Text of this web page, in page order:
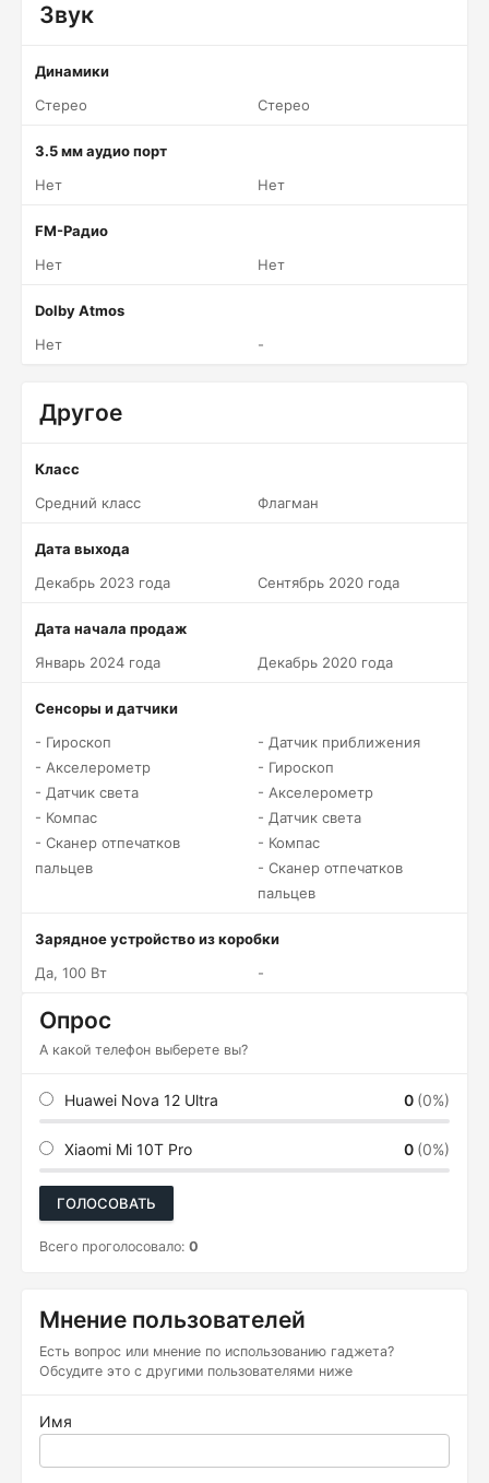
Звук
Динамики
Стерео
Стерео
3.5 мм аудио порт
Нет
Нет
FM-Радио
Нет
Нет
Dolby Atmos
Нет
-
Другое
Класс
Средний класс
Флагман
Дата выхода
Декабрь 2023 года
Сентябрь 2020 года
Дата начала продаж
Январь 2024 года
Декабрь 2020 года
Сенсоры и датчики
- Гироскоп
- Акселерометр
- Датчик света
- Компас
- Сканер отпечатков
пальцев
- Датчик приближения
- Гироскоп
- Акселерометр
- Датчик света
- Компас
- Сканер отпечатков
пальцев
Зарядное устройство из коробки
Да, 100 Вт
-
Опрос
А какой телефон выберете вы?
Huawei Nova 12 Ultra 0 (0%)
Xiaomi Mi 10T Pro 0 (0%)
ГОЛОСОВАТЬ
Всего проголосовало: 0
Мнение пользователей
Есть вопрос или мнение по использованию гаджета?
Обсудите это с другими пользователями ниже
Имя